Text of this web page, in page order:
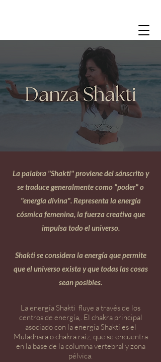
La palabra "Shakti" proviene del sánscrito y
se traduce generalmente como "poder" o
"energía divina". Representa la energía
cósmica femenina, la fuerza creativa que
impulsa todo el universo.
Shakti se considera la energía que permite
que el universo exista y que todas las cosas
sean posibles.
La energía Shakti fluye a través de los
centros de energía,. El chakra principal
asociado con la energía Shakti es el
Muladhara o chakra raíz, que se encuentra
en la base de la columna vertebral y zona
pélvica.